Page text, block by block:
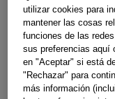
Señala la
resida la
utilizar cookies para
mantener las cosas
funciones de las
sus preferencias aquí
en "Aceptar" si está
"Rechazar" para
más información